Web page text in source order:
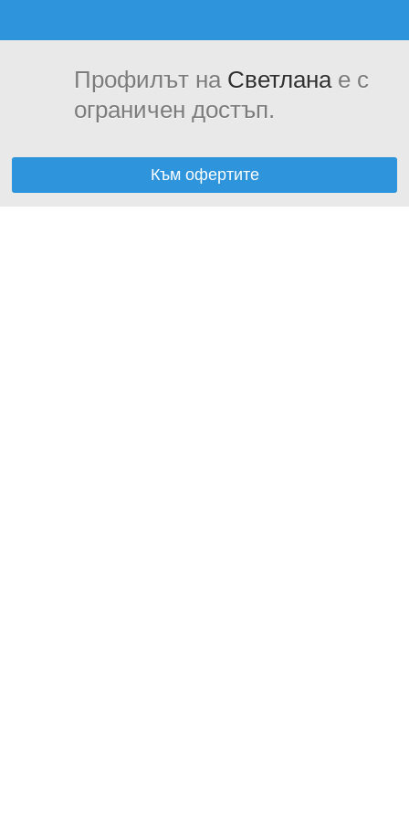
Профилът на Светланае с
ограничен достъп.
Към офертите